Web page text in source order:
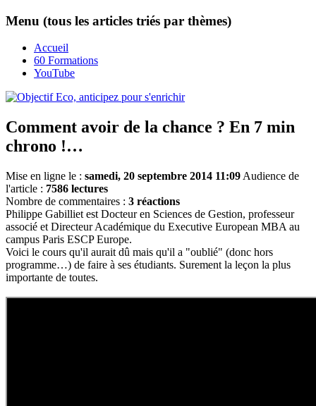
Menu (tous les articles triés par thèmes)
Accueil
60 Formations
YouTube
Comment avoir de la chance ? En 7 min
chrono !…
Mise en ligne le : samedi, 20 septembre 2014 11:09 Audience de
l'article : 7586 lectures
Nombre de commentaires : 3 réactions
Philippe Gabilliet est Docteur en Sciences de Gestion, professeur
associé et Directeur Académique du Executive European MBA au
campus Paris ESCP Europe.
Voici le cours qu'il aurait dû mais qu'il a "oublié" (donc hors
programme…) de faire à ses étudiants. Surement la leçon la plus
importante de toutes.